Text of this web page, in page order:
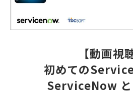
【動画視
初めての
ServiceNow と